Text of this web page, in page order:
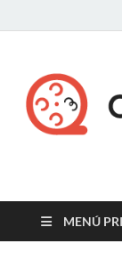
Cine
MENÚ